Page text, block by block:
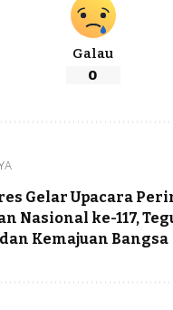
Galau
0
Gelar Upacara
Nasional ke-117,
Kemajuan Bangsa